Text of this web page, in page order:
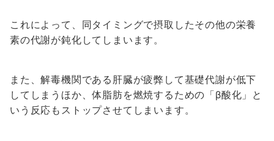
これによって、同タイミングで摂取したその他の栄養
素の代謝が鈍化してしまいます。
また、解毒機関である肝臓が疲弊して基礎代謝が低下
してしまうほか、体脂肪を燃焼するための「β酸化」と
いう反応もストップさせてしまいます。